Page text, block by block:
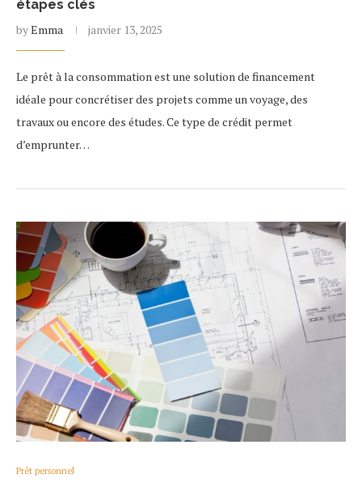
étapes clés
byEmma janvier 13, 2025
Le prêt à la consommation est une solution de financement
idéale pour concrétiser des projets comme un voyage, des
travaux ou encore des études. Ce type de crédit permet
d’emprunter…
Prêt personnel